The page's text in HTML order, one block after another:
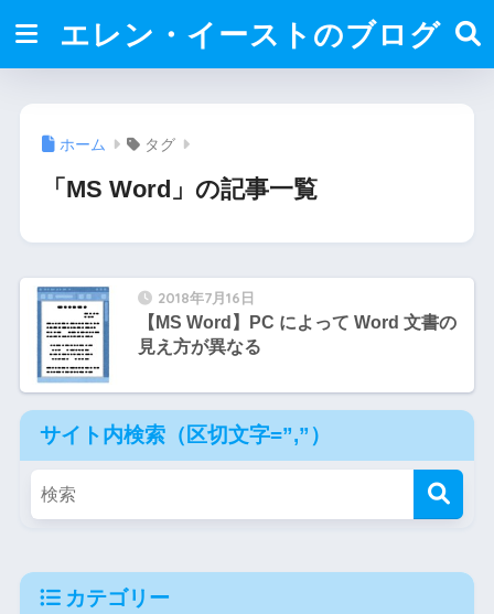
エレン・イーストのブログ
ホーム タグ
「MS Word」の記事一覧
2018年7月16日
【MS Word】PC によって Word 文書の
見え方が異なる
サイト内検索（区切文字=”,”）
カテゴリー